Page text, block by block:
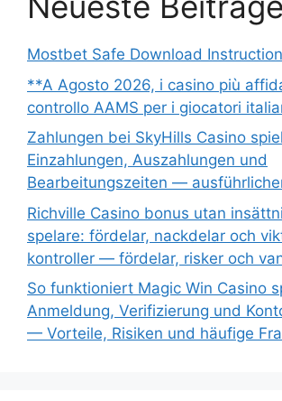
Mostbet Safe Download
**A Agosto 2026, i casino più
controllo AAMS per i giocatori
Zahlungen bei SkyHills Casino
Einzahlungen, Auszahlungen und
Bearbeitungszeiten —
Richville Casino bonus utan
spelare: fördelar, nackdelar och
kontroller — fördelar, risker och
So funktioniert Magic Win Casino
Anmeldung, Verifizierung und
— Vorteile, Risiken und häufige